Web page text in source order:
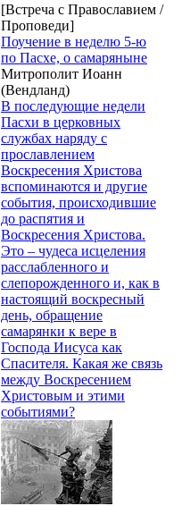
[Встреча с Православием /
Проповеди]
Поучение в неделю 5-ю
по Пасхе, о самаряныне
Митрополит Иоанн
(Вендланд)
В последующие недели
Пасхи в церковных
службах наряду с
прославлением
Воскресения Христова
вспоминаются и другие
события, происходившие
до распятия и
Воскресения Христова.
Это – чудеса исцеления
расслабленного и
слепорожденного и, как в
настоящий воскресный
день, обращение
самарянки к вере в
Господа Иисуса как
Спасителя. Какая же связь
между Воскресением
Христовым и этими
событиями?